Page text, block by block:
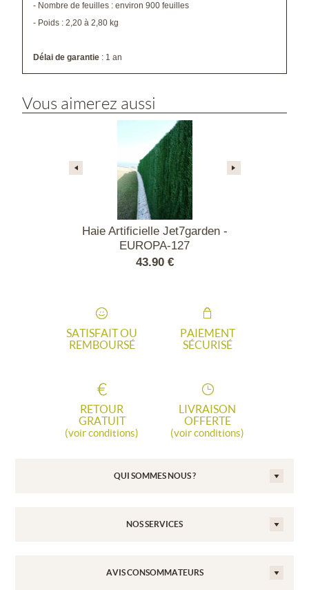
- Nombre de feuilles : environ 900 feuilles
- Poids : 2,20 à 2,80 kg
Délai de garantie : 1 an
Vous aimerez aussi
Haie Artificielle Jet7garden -
EUROPA-127
43.90 €
SATISFAIT OU
REMBOURSÉ
PAIEMENT
SÉCURISÉ
RETOUR
GRATUIT
(voir conditions)
LIVRAISON
OFFERTE
(voir conditions)
QUI SOMMES NOUS ?
NOS SERVICES
AVIS CONSOMMATEURS